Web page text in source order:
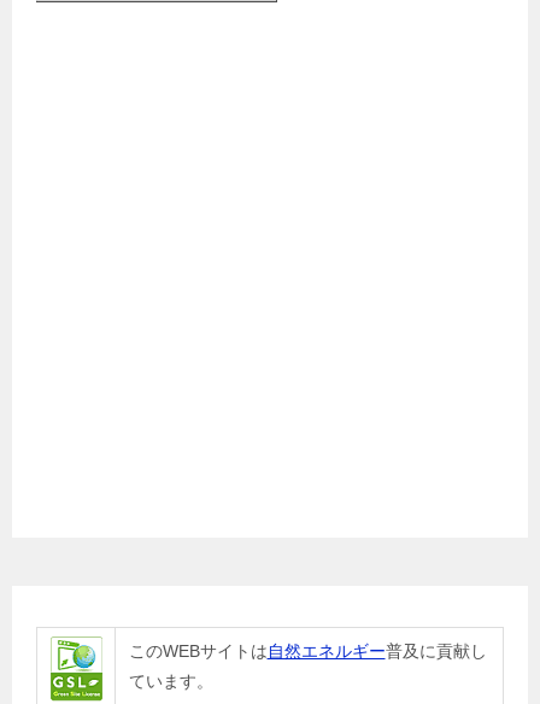
このWEBサイトは自然エネルギー普及に貢献し
ています。